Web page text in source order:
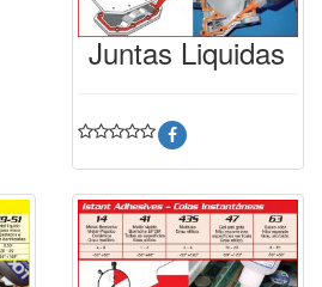
Juntas Liquidas